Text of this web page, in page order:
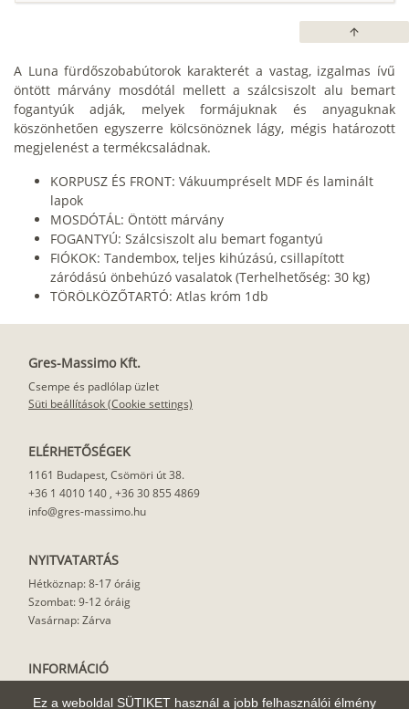
Ez a weboldal SÜTIKET használ a jobb felhasználói élmény
arrow_upward
A Luna fürdőszobabútorok karakterét a vastag, izgalmas ívű
öntött márvány mosdótál mellett a szálcsiszolt alu bemart
fogantyúk adják, melyek formájuknak és anyaguknak
köszönhetően egyszerre kölcsönöznek lágy, mégis határozott
megjelenést a termékcsaládnak.
KORPUSZ ÉS FRONT: Vákuumpréselt MDF és laminált
lapok
MOSDÓTÁL: Öntött márvány
FOGANTYÚ: Szálcsiszolt alu bemart fogantyú
FIÓKOK: Tandembox, teljes kihúzású, csillapított
záródású önbehúzó vasalatok (Terhelhetőség: 30 kg)
TÖRÖLKÖZŐTARTÓ: Atlas króm 1db
Gres-Massimo Kft.
Csempe és padlólap üzlet
Süti beállítások (Cookie settings)
ELÉRHETŐSÉGEK
1161 Budapest, Csömöri út 38.
+36 1 4010 140 , +36 30 855 4869
info@gres-massimo.hu
NYITVATARTÁS
Hétköznap: 8-17 óráig
Szombat: 9-12 óráig
Vasárnap: Zárva
INFORMÁCIÓ